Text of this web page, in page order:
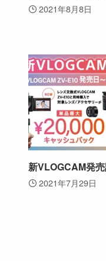
2021年8月8日
新VLOGCAM発
2021年7月29日